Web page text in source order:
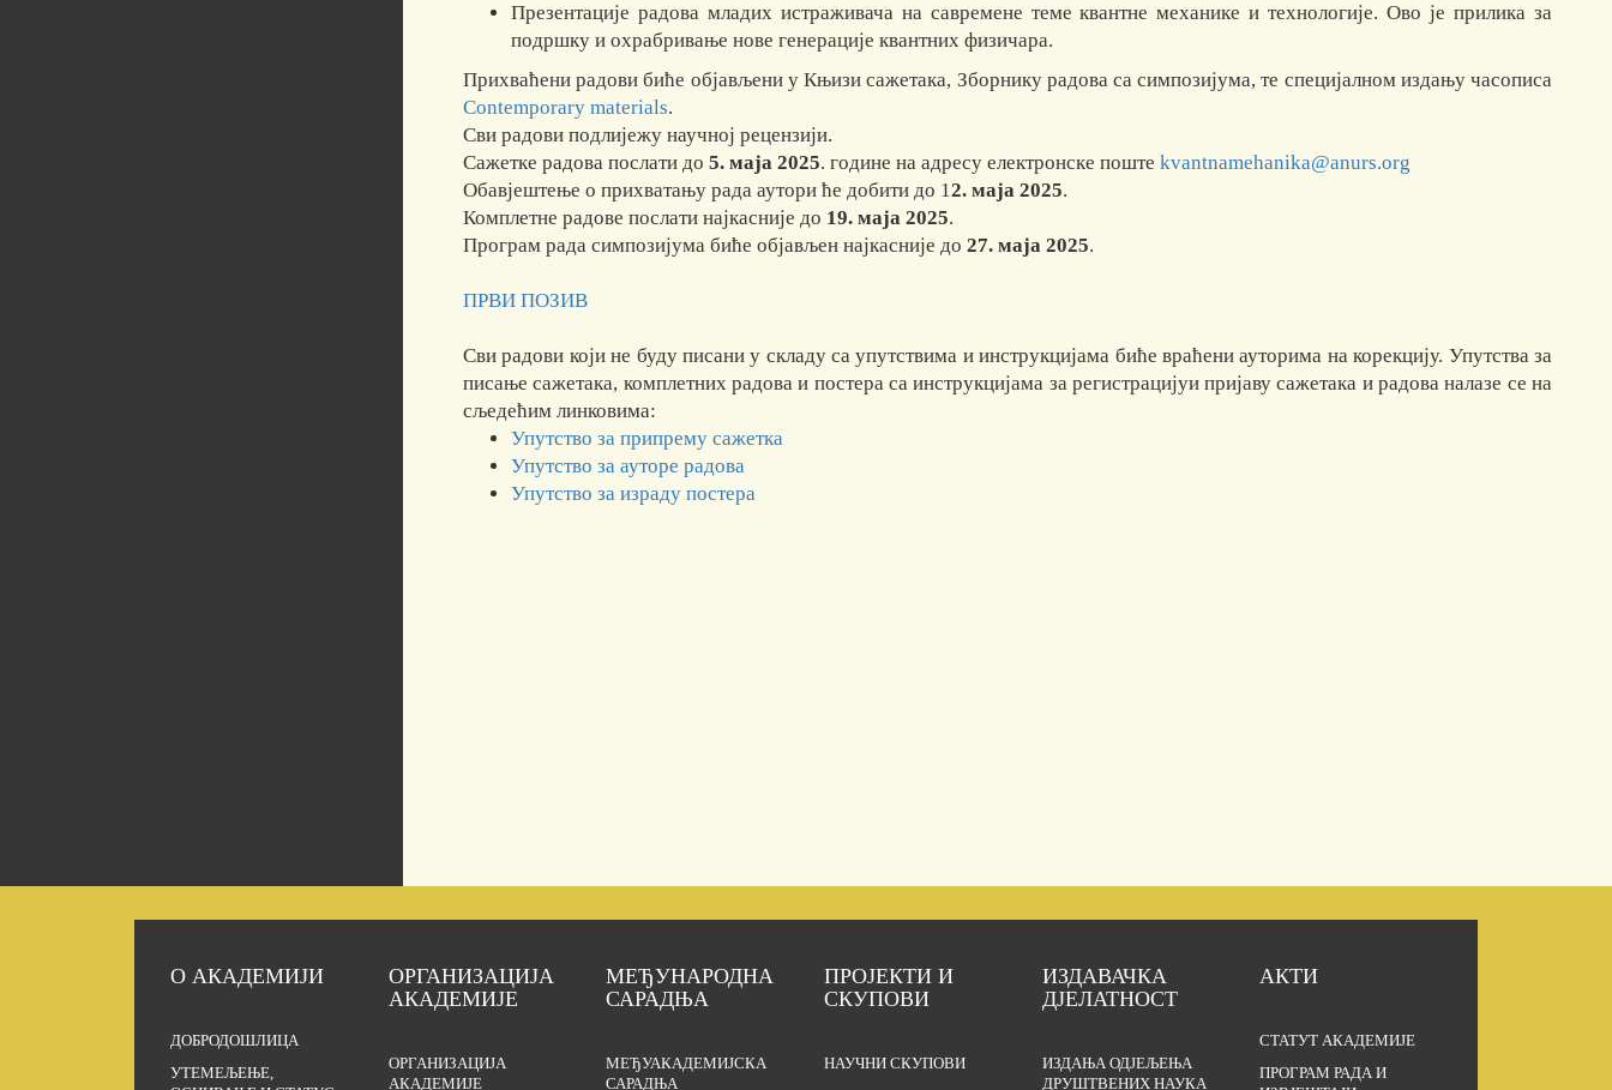
Презентације радова младих истраживача на савремене теме квантне механике и технологије. Ово је прилика за
подршку и охрабривање нове генерације квантних физичара.
Прихваћени радови биће објављени у Књизи сажетака, Зборнику радова са симпозијума, те специјалном издању часописа
Contemporary materials.
Сви радови подлијежу научној рецензији.
Сажетке радова послати до 5. маја 2025. године на адресу електронске поште kvantnamehanika@anurs.org
Обавјештење о прихватању рада аутори ће добити до 12. маја 2025.
Комплетне радове послати најкасније до 19. маја 2025.
Програм рада симпозијума биће објављен најкасније до 27. маја 2025.
ПРВИ ПОЗИВ
Сви радови који не буду писани у складу са упутствима и инструкцијама биће враћени ауторима на корекцију. Упутства за
писање сажетака, комплетних радова и постера са инструкцијама за регистрацијуи пријаву сажетака и радова налазе се на
сљедећим линковима:
Упутство за припрему сажетка
Упутство за ауторе радова
Упутство за израду постера
О АКАДЕМИЈИ
ДОБРОДОШЛИЦА
УТЕМЕЉЕЊЕ,
ОРГАНИЗАЦИЈА
АКАДЕМИЈЕ
ОРГАНИЗАЦИЈА
АКАДЕМИЈЕ
МЕЂУНАРОДНА
САРАДЊА
МЕЂУАКАДЕМИЈСКА
САРАДЊА
ПРОЈЕКТИ И
СКУПОВИ
НАУЧНИ СКУПОВИ
ИЗДАВАЧКА
ДЈЕЛАТНОСТ
ИЗДАЊА ОДЈЕЉЕЊА
ДРУШТВЕНИХ НАУКА
АКТИ
СТАТУТ АКАДЕМИЈЕ
ПРОГРАМ РАДА И